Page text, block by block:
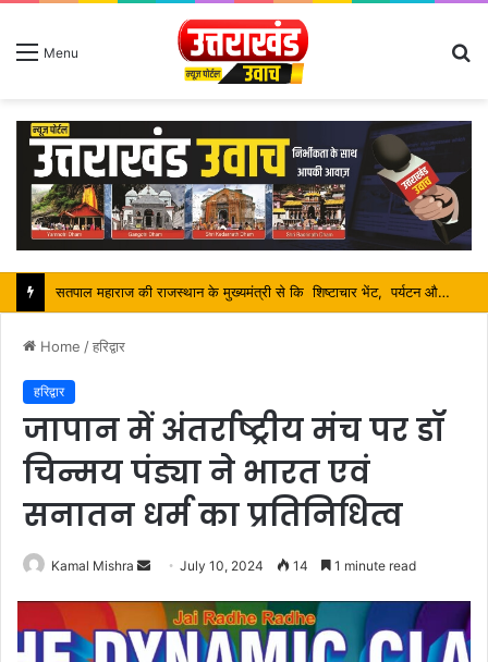
Menu
सतपाल महाराज की राजस्थान के मुख्यमंत्री से कि शिष्टाचार भेंट, पर्यटन और सांस्कृतिक गतिविधियों के विषय में विस्तार पर हुई चर्चा
Home /हरिद्वार
हरिद्वार
जापान में अंतर्राष्ट्रीय मंच पर डॉ
चिन्मय पंड्या ने भारत एवं
सनातन धर्म का प्रतिनिधित्व
Kamal Mishra
Send
email
July 10, 2024 14 1 minute read